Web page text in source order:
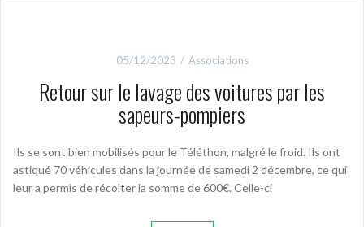
05/12/2023 Associations
Retour sur le lavage des voitures par les
sapeurs-pompiers
Ils se sont bien mobilisés pour le Téléthon, malgré le froid. Ils ont
astiqué 70 véhicules dans la journée de samedi 2 décembre, ce qui
leur a permis de récolter la somme de 600€. Celle-ci